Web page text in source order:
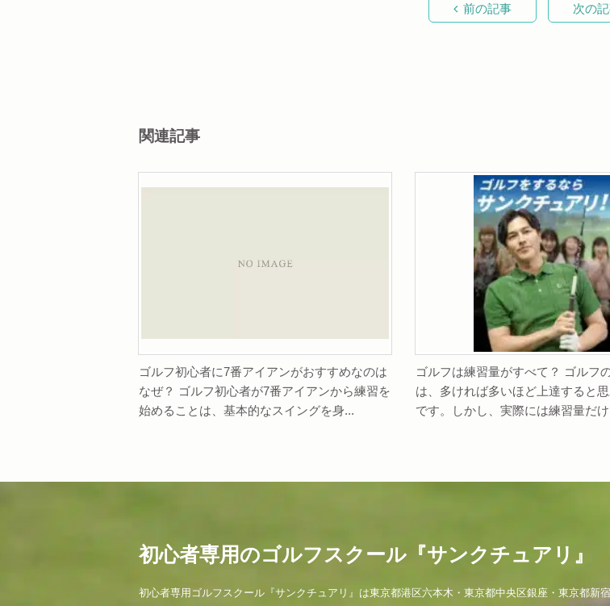
前の記事 次の
関連記事
ゴルフ初心者に7番アイアンがおすすめなのは
なぜ？ ゴルフ初心者が7番アイアンから練習を
始めることは、基本的なスイングを身...
ゴルフは練習量がすべて？ ゴルフ
は、多ければ多いほど上達すると
です。しかし、実際には練習量だ
初心者専用のゴルフスクール『サンクチュアリ』
初心者専用ゴルフスクール『サンクチュアリ』は東京都港区六本木・東京都中央区銀座・東京都新